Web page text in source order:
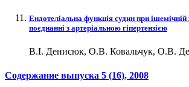
Ендотеліальна функція судин при ішемічній
поєднанні з артеріальною гіпертензією
В.І. Денисюк, О.В. Ковальчук, О.В.
Содержание выпуска 5 (16), 2008